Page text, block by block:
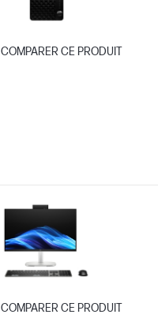
COMPARER CE PRODUIT
COMPARER CE PRODUIT